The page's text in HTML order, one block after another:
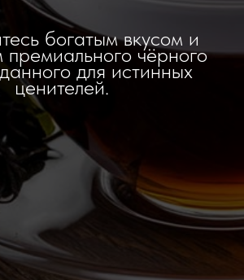
богатым вкусом и
чёрного
для истинных
ценителей.